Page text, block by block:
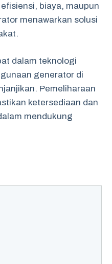
biaya, maupun
menawarkan solusi
dalam teknologi
generator di
Pemeliharaan
ketersediaan dan
mendukung